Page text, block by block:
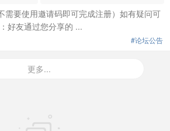
需要使用邀请码即可完成注册）如有疑问可
好友通过您分享的 ...
#论坛公告
更多...